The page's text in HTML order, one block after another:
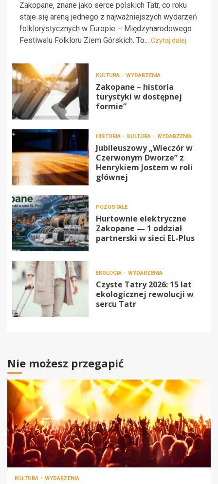
Zakopane, znane jako serce polskich Tatr, co roku
staje się areną jednego z najważniejszych wydarzeń
folklorystycznych w Europie – Międzynarodowego
Festiwalu Folkloru Ziem Górskich. To... Czytaj dalej
KULTURA WYDARZENIA
Zakopane – historia
turystyki w dostępnej
formie”
HISTORIA KULTURA WYDARZENIA
Jubileuszowy „Wieczór w
Czerwonym Dworze” z
Henrykiem Jostem w roli
głównej
POZOSTAŁE
Hurtownie elektryczne
Zakopane — 1 oddział
partnerski w sieci EL-Plus
EKOLOGIA WYDARZENIA
Czyste Tatry 2026: 15 lat
ekologicznej rewolucji w
sercu Tatr
Nie możesz przegapić
KULTURA WYDARZENIA